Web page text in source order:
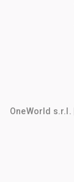
OneWorld s.r.l.